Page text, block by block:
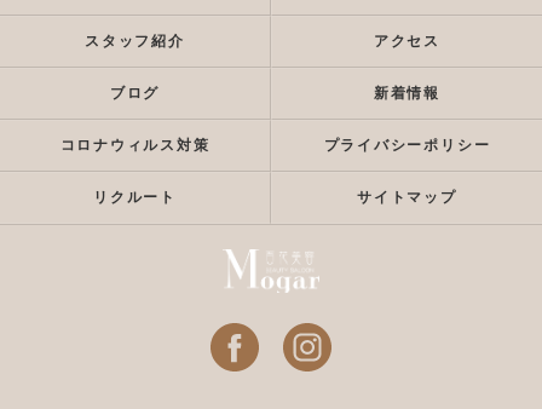
スタッフ紹介 アクセス
ブログ 新着情報
コロナウィルス対策 プライバシーポリシー
リクルート サイトマップ